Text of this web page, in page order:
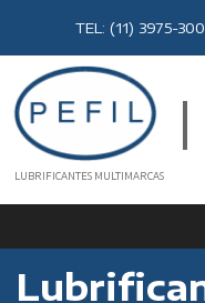
TEL: (11) 3975-
LUBRIFICANTES MULTIMARCAS